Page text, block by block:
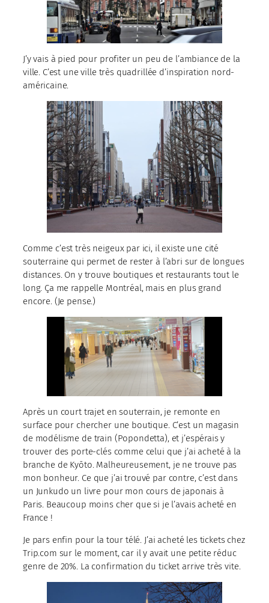
J’y vais à pied pour profiter un peu de l’ambiance de la
ville. C’est une ville très quadrillée d’inspiration nord-
américaine.
Comme c’est très neigeux par ici, il existe une cité
souterraine qui permet de rester à l’abri sur de longues
distances. On y trouve boutiques et restaurants tout le
long. Ça me rappelle Montréal, mais en plus grand
encore. (Je pense.)
Après un court trajet en souterrain, je remonte en
surface pour chercher une boutique. C’est un magasin
de modélisme de train (Popondetta), et j’espérais y
trouver des porte-clés comme celui que j’ai acheté à la
branche de Kyōto. Malheureusement, je ne trouve pas
mon bonheur. Ce que j’ai trouvé par contre, c’est dans
un Junkudo un livre pour mon cours de japonais à
Paris. Beaucoup moins cher que si je l’avais acheté en
France !
Je pars enfin pour la tour télé. J’ai acheté les tickets chez
Trip.com sur le moment, car il y avait une petite réduc
genre de 20%. La confirmation du ticket arrive très vite.